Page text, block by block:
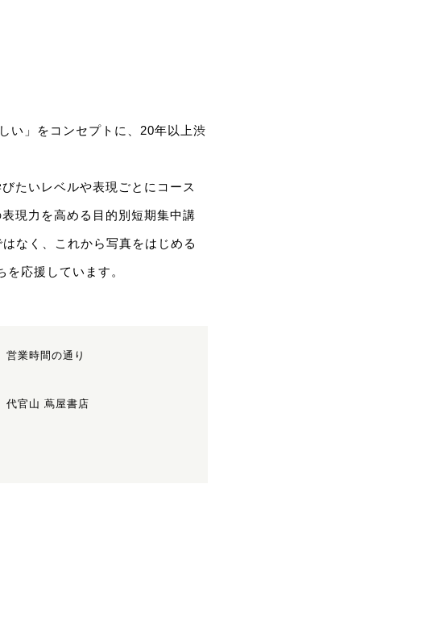
い」をコンセプトに、20年以上渋
たいレベルや表現ごとにコース
現力を高める目的別短期集中講
なく、これから写真をはじめる
応援しています。
営業時間の通り
代官山 蔦屋書店